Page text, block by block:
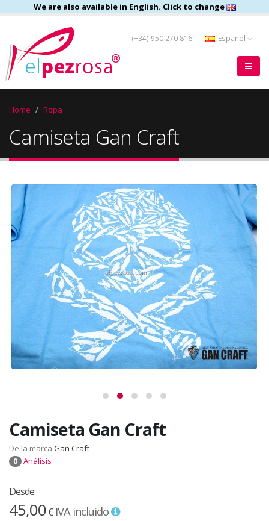
We are also available in English. Click to change
(+34) 950 270 816 Español
Home Ropa
Camiseta Gan Craft
Camiseta Gan Craft
De la marca Gan Craft
0 Análisis
Desde:
45,00€ IVA incluido